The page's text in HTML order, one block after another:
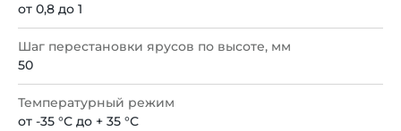
от 0,8 до 1
Шаг перестановки ярусов по высоте, мм
50
Температурный режим
от -35 °С до + 35 °С